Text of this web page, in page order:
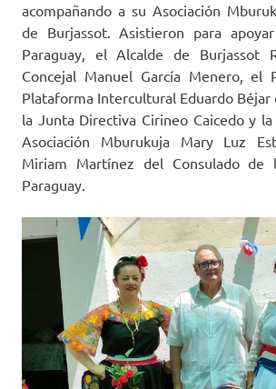
acompañando a su Asociación
de Burjassot. Asistieron para
Paraguay, el Alcalde de Burjassot
Concejal Manuel García Menero, el
Plataforma Intercultural Eduardo Béjar
la Junta Directiva Cirineo Caicedo y
Asociación Mburukuja Mary Luz
Miriam Martínez del Consulado de
Paraguay.